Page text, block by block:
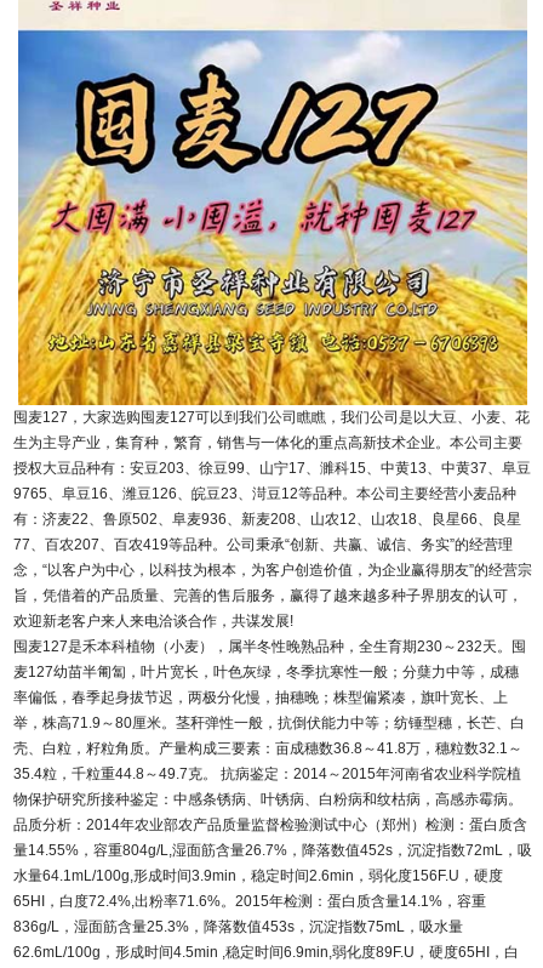
囤麦127 ，大家选购囤麦127可以到我们公司瞧瞧，我们公司是以大豆、小麦、花
生为主导产业，集育种，繁育，销售与一体化的重点高新技术企业。本公司主要
授权大豆品种有：安豆203、徐豆99、山宁17、濉科15、中黄13、中黄37、阜豆
9765、阜豆16、潍豆126、皖豆23、渮豆12等品种。本公司主要经营小麦品种
有：济麦22、鲁原502、阜麦936、新麦208、山农12、山农18、良星66、良星
77、百农207、百农419等品种。公司秉承“创新、共赢、诚信、务实”的经营理
念，“以客户为中心，以科技为根本，为客户创造价值，为企业赢得朋友”的经营宗
旨，凭借着的产品质量、完善的售后服务，赢得了越来越多种子界朋友的认可，
欢迎新老客户来人来电洽谈合作，共谋发展!
囤麦127是禾本科植物（小麦），属半冬性晚熟品种，全生育期230～232天。囤
麦127幼苗半匍匐，叶片宽长，叶色灰绿，冬季抗寒性一般；分蘖力中等，成穗
率偏低，春季起身拔节迟，两极分化慢，抽穗晚；株型偏紧凑，旗叶宽长、上
举，株高71.9～80厘米。茎秆弹性一般，抗倒伏能力中等；纺锤型穗，长芒、白
壳、白粒，籽粒角质。产量构成三要素：亩成穗数36.8～41.8万，穗粒数32.1～
35.4粒，千粒重44.8～49.7克。 抗病鉴定：2014～2015年河南省农业科学院植
物保护研究所接种鉴定：中感条锈病、叶锈病、白粉病和纹枯病，高感赤霉病。
品质分析：2014年农业部农产品质量监督检验测试中心（郑州）检测：蛋白质含
量14.55%，容重804g/L,湿面筋含量26.7%，降落数值452s，沉淀指数72mL，吸
水量64.1mL/100g,形成时间3.9min，稳定时间2.6min，弱化度156F.U，硬度
65HI，白度72.4%,出粉率71.6%。2015年检测：蛋白质含量14.1%，容重
836g/L，湿面筋含量25.3%，降落数值453s，沉淀指数75mL，吸水量
62.6mL/100g，形成时间4.5min ,稳定时间6.9min,弱化度89F.U，硬度65HI，白